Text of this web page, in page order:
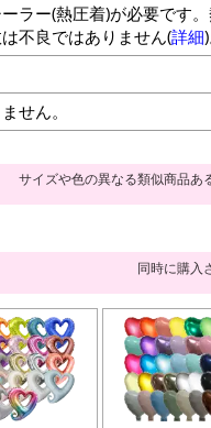
ラー(熱圧着)が必要です
不良ではありません(詳細)
せん。
サイズや色の異なる類似商品あ
同時に購入